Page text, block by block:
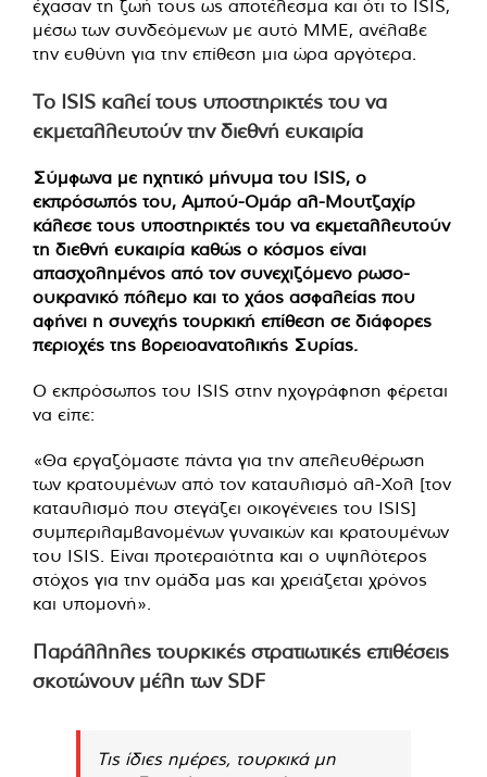
έχασαν τη ζωή τους ως αποτέλεσμα και ότι το ISIS,
μέσω των συνδεόμενων με αυτό ΜΜΕ, ανέλαβε
την ευθύνη για την επίθεση μια ώρα αργότερα.
Το ISIS καλεί τους υποστηρικτές του να
εκμεταλλευτούν την διεθνή ευκαιρία
Σύμφωνα με ηχητικό μήνυμα του ISIS, ο
εκπρόσωπός του, Αμπού-Ομάρ αλ-Μουτζαχίρ
κάλεσε τους υποστηρικτές του να εκμεταλλευτούν
τη διεθνή ευκαιρία καθώς ο κόσμος είναι
απασχολημένος από τον συνεχιζόμενο ρωσο-
ουκρανικό πόλεμο και το χάος ασφαλείας που
αφήνει η συνεχής τουρκική επίθεση σε διάφορες
περιοχές της βορειοανατολικής Συρίας.
Ο εκπρόσωπος του ISIS στην ηχογράφηση φέρεται
να είπε:
«Θα εργαζόμαστε πάντα για την απελευθέρωση
των κρατουμένων από τον καταυλισμό αλ-Χολ [τον
καταυλισμό που στεγάζει οικογένειες του ISIS]
συμπεριλαμβανομένων γυναικών και κρατουμένων
του ISIS. Είναι προτεραιότητα και ο υψηλότερος
στόχος για την ομάδα μας και χρειάζεται χρόνος
και υπομονή».
Παράλληλες τουρκικές στρατιωτικές επιθέσεις
σκοτώνουν μέλη των SDF
Τις ίδιες ημέρες, τουρκικά μη